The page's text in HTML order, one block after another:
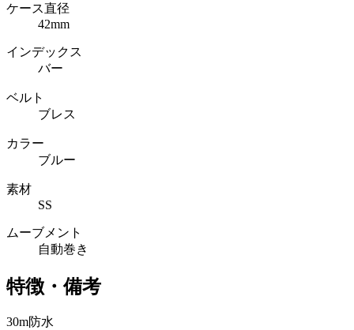
ケース直径
42mm
インデックス
バー
ベルト
ブレス
カラー
ブルー
素材
SS
ムーブメント
自動巻き
特徴・備考
30m防水